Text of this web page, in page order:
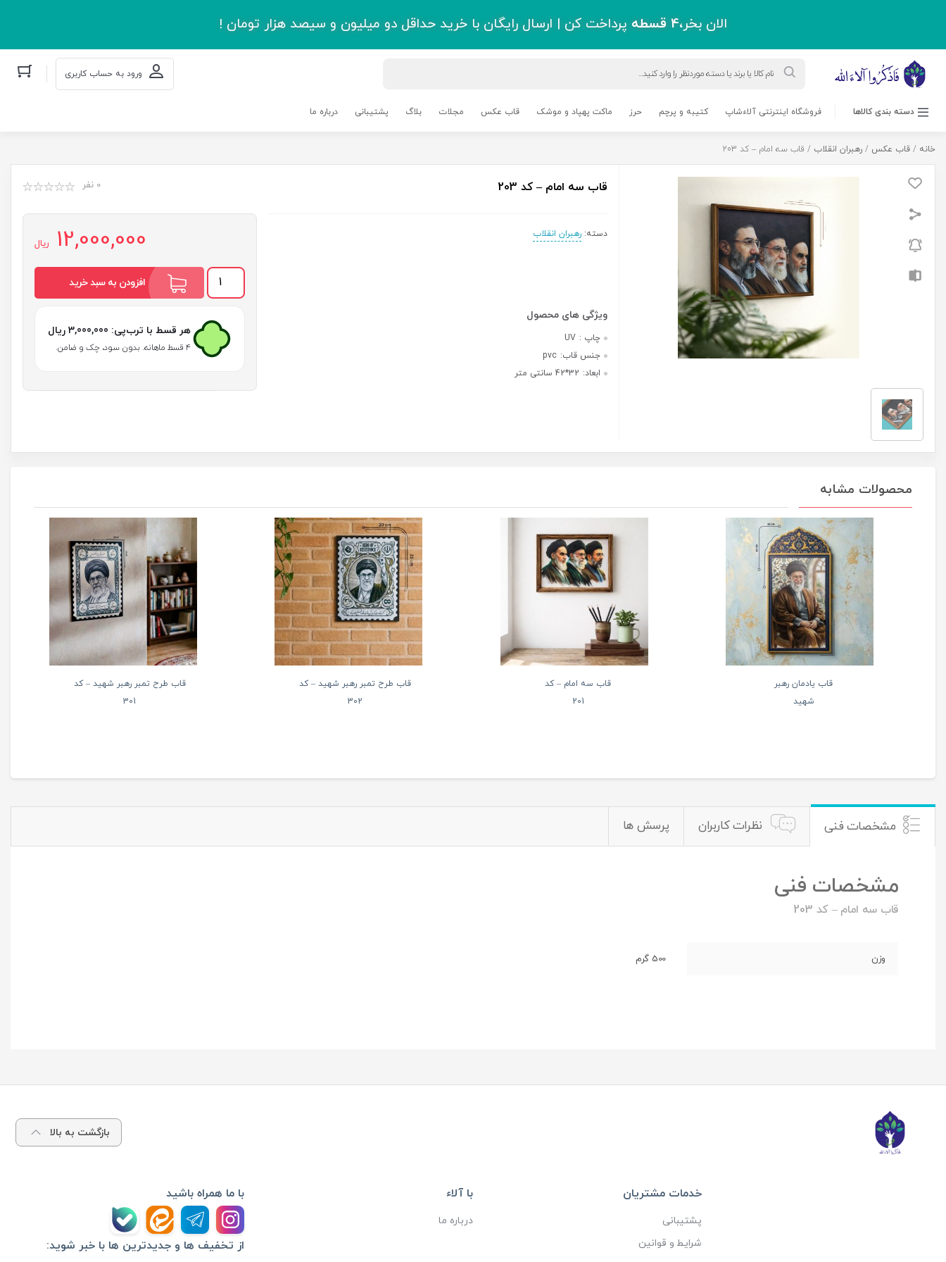
الان بخر،4 قسطه پرداخت کن | ارسال رایگان با خرید حداقل دو میلیون و سیصد هزار تومان !
search ورود به حساب کاربری
دسته بندی کالاها فروشگاه اینترنتی آلاءشاپ کتیبه و پرچم حرز ماکت پهپاد و موشک قاب عکس مجلات بلاگ پشتیبانی درباره ما
خانه / قاب عکس / رهبران انقلاب / قاب سه امام – کد 203
قاب سه امام – کد 203 0 نفر
دسته: رهبران انقلاب
چاپ : UV
جنس قاب: pvc
ابعاد: 32*42 سانتی متر
12,000,000 ریال
قاب
امام
203
افزودن به سبد خرید
هر قسط با ترب‌پی: 3,000,000 ریال
۴ قسط ماهانه. بدون سود، چک و ضامن.
محصولات مشابه
قاب یادمان رهبر
شهید
قاب سه امام – کد
201
قاب طرح تمبر رهبر شهید – کد
302
قاب طرح تمبر رهبر شهید – کد
301
مشخصات فنی نظرات کاربران پرسش ها
مشخصات فنی
قاب سه امام – کد 203
وزن 500 گرم
بازگشت به بالا
خدمات مشتریان
پشتیبانی
شرایط و قوانین
با آلاء
درباره ما
از تخفیف ها و جدیدترین ها با خبر شوید:
با ما همراه باشید